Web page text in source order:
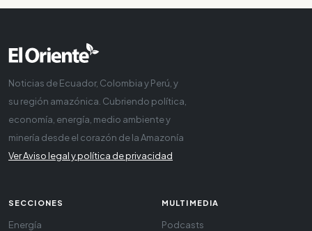
Noticias de Ecuador, Colombia y Perú, y
su región amazónica. Cubriendo política,
economía, energía, medio ambiente y
minería desde el corazón de la Amazonía
Ver Aviso legal y política de privacidad
SECCIONES
Energía
MULTIMEDIA
Podcasts